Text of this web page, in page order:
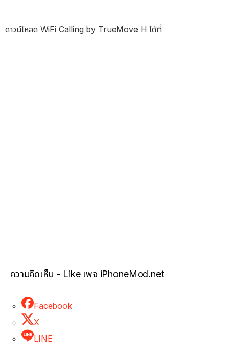
ดาวน์โหลด WiFi Calling by TrueMove H ได้ที่
ความคิดเห็น - Like เพจ iPhoneMod.net
Facebook
X
LINE